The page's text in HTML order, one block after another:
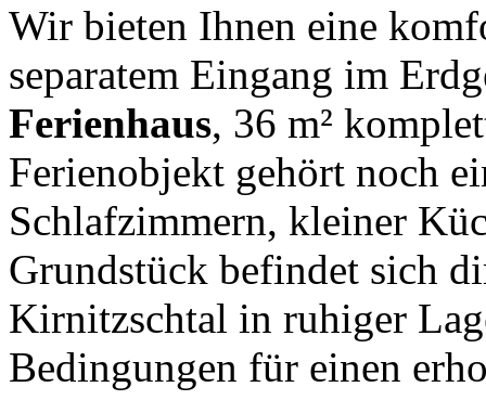
Wir bieten Ihnen eine
separatem Eingang im
Ferienhaus, 36 m²
Ferienobjekt gehört noch
Schlafzimmern, kleiner
Grundstück befindet sich
Kirnitzschtal in ruhiger
Bedingungen für einen